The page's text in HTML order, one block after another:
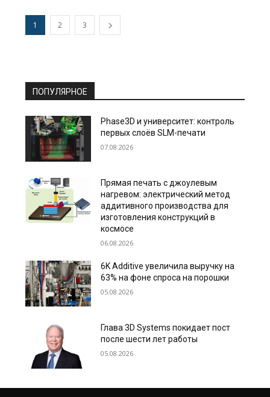
1 2 3
ПОПУЛЯРНОЕ
Phase3D и университет: контроль
первых слоёв SLM-печати
07.08.2026
Прямая печать с джоулевым
нагревом: электрический метод
аддитивного производства для
изготовления конструкций в
космосе
06.08.2026
6K Additive увеличила выручку на
63% на фоне спроса на порошки
05.08.2026
Глава 3D Systems покидает пост
после шести лет работы
05.08.2026